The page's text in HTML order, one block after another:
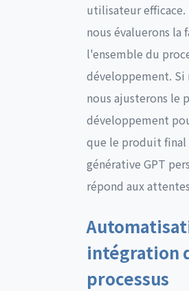
utilisateur efficace.
nous évaluerons la
l'ensemble du
développement. Si
nous ajusterons le
développement
que le produit final
générative GPT
répond aux
intégration
processus